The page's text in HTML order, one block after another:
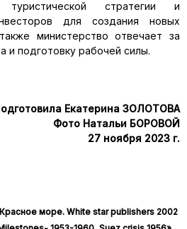
стратегии и
для создания новых
министерство отвечает за
и подготовку рабочей силы.
Екатерина ЗОЛОТОВА
Фото Натальи БОРОВОЙ
27 ноября 2023 г.
море. White star publishers 2002